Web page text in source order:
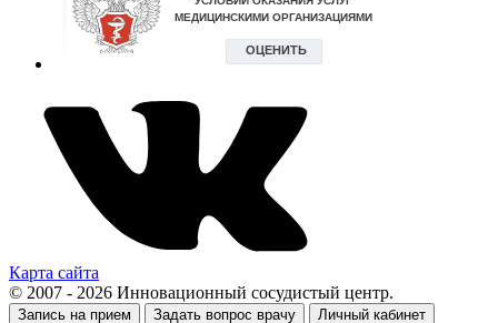
Карта сайта
© 2007 - 2026 Инновационный сосудистый центр.
Запись на прием Задать вопрос врачу
Личный кабинет